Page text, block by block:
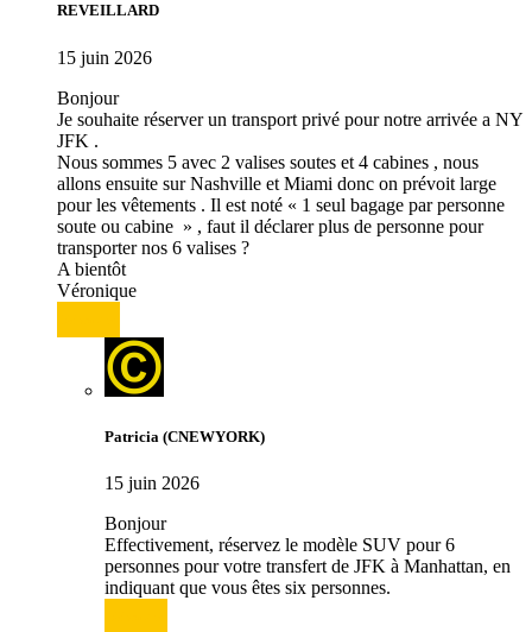
REVEILLARD
15 juin 2026
Bonjour
Je souhaite réserver un transport privé pour notre arrivée a NY
JFK .
Nous sommes 5 avec 2 valises soutes et 4 cabines , nous
allons ensuite sur Nashville et Miami donc on prévoit large
pour les vêtements . Il est noté « 1 seul bagage par personne
soute ou cabine » , faut il déclarer plus de personne pour
transporter nos 6 valises ?
A bientôt
Véronique
Patricia (CNEWYORK)
15 juin 2026
Bonjour
Effectivement, réservez le modèle SUV pour 6
personnes pour votre transfert de JFK à Manhattan, en
indiquant que vous êtes six personnes.